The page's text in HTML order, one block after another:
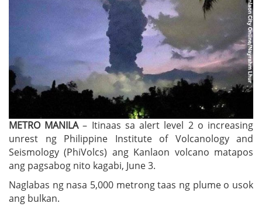
METRO MANILA– Itinaas sa alert level 2 o increasing
unrest ng Philippine Institute of Volcanology and
Seismology (PhiVolcs) ang Kanlaon volcano matapos
ang pagsabog nito kagabi, June 3.
Naglabas ng nasa 5,000 metrong taas ng plume o usok
ang bulkan.